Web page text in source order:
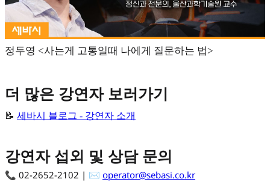
정두영 <사는게 고통일때 나에게 질문하는 법>
더 많은 강연자 보러가기
📝 세바시 블로그 - 강연자 소개
강연자 섭외 및 상담 문의
📞 02-2652-2102 | ✉️ operator@sebasi.co.kr